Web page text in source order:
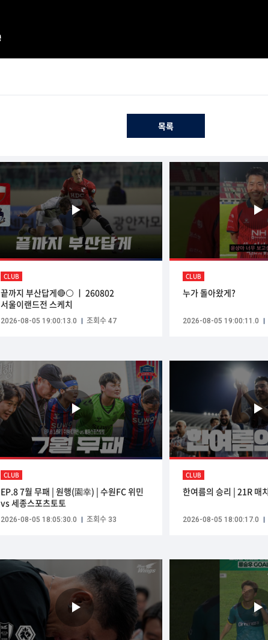
목록
CLUB
끝까지 부산답게🔴⚪ ㅣ 260802
서울이랜드전 스케치
2026-08-05 19:00:13.0 조회수 47
CLUB
누가 돌아왔게?
2026-08-05 19:00:11.0
CLUB
EP.8 7월 무패 | 원행(園幸) | 수원FC 위민
vs 세종스포츠토토
2026-08-05 18:05:30.0 조회수 33
CLUB
한여름의 승리 | 21R 매
2026-08-05 18:00:17.0